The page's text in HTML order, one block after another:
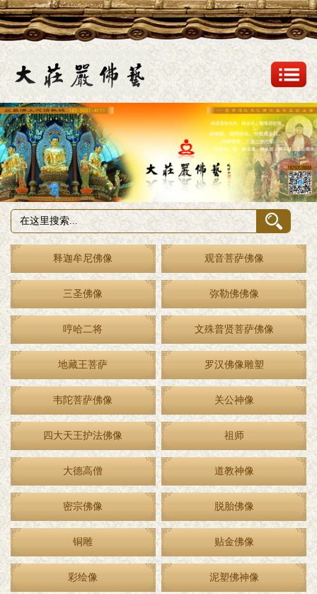
释迦牟尼佛像 观音菩萨佛像
三圣佛像 弥勒佛佛像
哼哈二将 文殊普贤菩萨佛像
地藏王菩萨 罗汉佛像雕塑
韦陀菩萨佛像 关公神像
四大天王护法佛像 祖师
大德高僧 道教神像
密宗佛像 脱胎佛像
铜雕 贴金佛像
彩绘像 泥塑佛神像